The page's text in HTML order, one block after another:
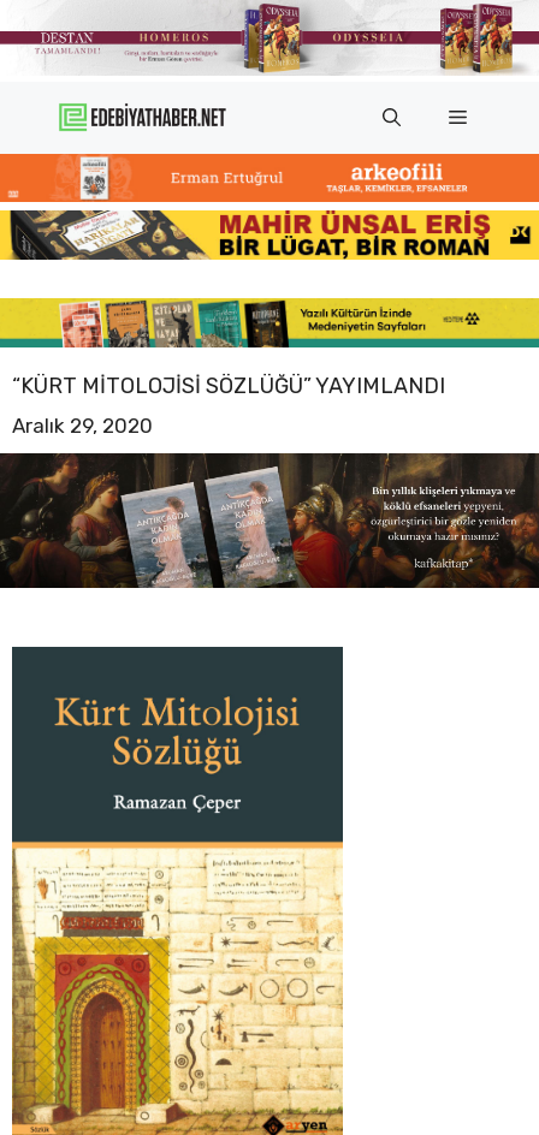
atla
Menü
“KÜRT MITOLOJISI SÖZLÜĞÜ” YAYIMLANDI
Aralık 29, 2020